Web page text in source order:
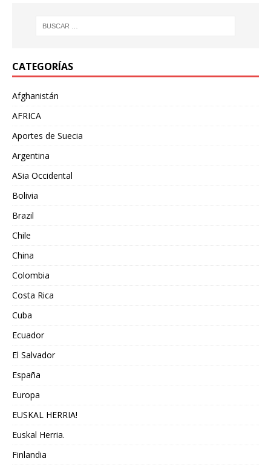
CATEGORÍAS
Afghanistán
AFRICA
Aportes de Suecia
Argentina
ASia Occidental
Bolivia
Brazil
Chile
China
Colombia
Costa Rica
Cuba
Ecuador
El Salvador
España
Europa
EUSKAL HERRIA!
Euskal Herria.
Finlandia